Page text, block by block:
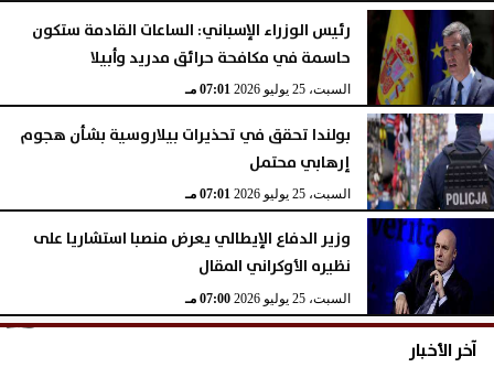
رئيس الوزراء الإسباني: الساعات القادمة ستكون
حاسمة في مكافحة حرائق مدريد وأبيلا
السبت، 25 يوليو 2026 07:01 مـ
بولندا تحقق في تحذيرات بيلاروسية بشأن هجوم
إرهابي محتمل
السبت، 25 يوليو 2026 07:01 مـ
وزير الدفاع الإيطالي يعرض منصبا استشاريا على
نظيره الأوكراني المقال
السبت، 25 يوليو 2026 07:00 مـ
آخر الأخبار